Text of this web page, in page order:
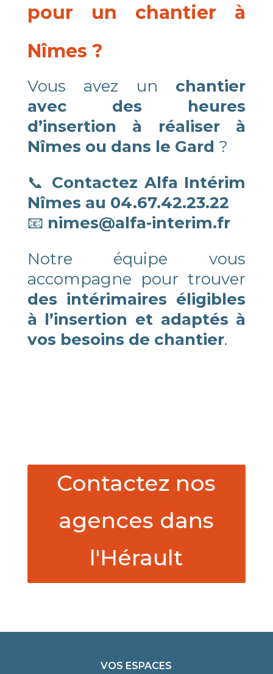
pour un chantier à
Nîmes ?
Vous avez un chantier
avec des heures
d’insertion à réaliser à
Nîmes ou dans le Gard ?
📞 Contactez Alfa Intérim
Nîmes au 04.67.42.23.22
📧 nimes@alfa-interim.fr
Notre équipe vous
accompagne pour trouver
des intérimaires éligibles
à l’insertion et adaptés à
vos besoins de chantier.
Contactez nos
agences dans
l'Hérault
VOS ESPACES